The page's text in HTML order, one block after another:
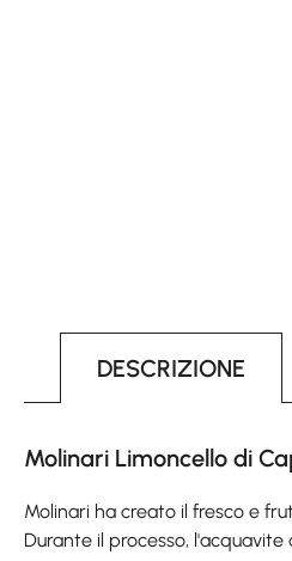
DESCRIZIONE
Molinari Limoncello di
Molinari ha creato il fresco e
Durante il processo,